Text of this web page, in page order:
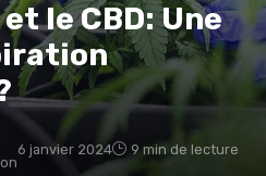
le CBD: Une
6 janvier 2024 9 min de lecture